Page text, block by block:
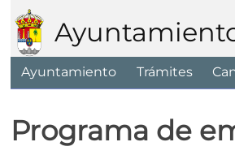
Ayuntamiento Trámites
Programa de